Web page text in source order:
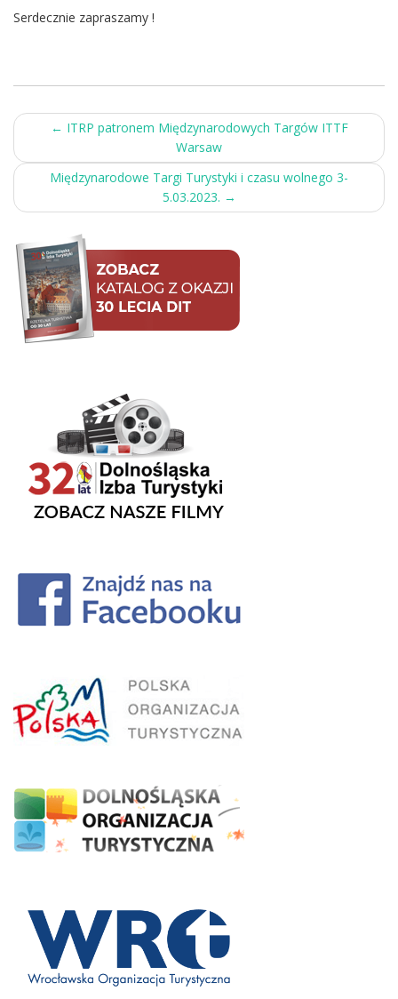
Serdecznie zapraszamy !
Post
navigation
← ITRP patronem Międzynarodowych Targów ITTF
Warsaw
Międzynarodowe Targi Turystyki i czasu wolnego 3-
5.03.2023. →